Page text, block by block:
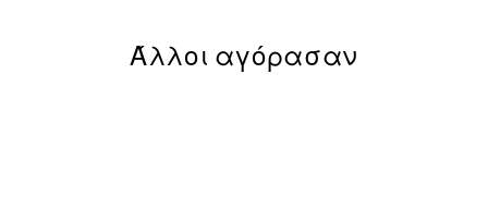
Άλλοι αγόρασαν